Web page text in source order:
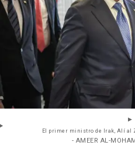
El primer ministro de Irak, Alí al
- AMEER AL-